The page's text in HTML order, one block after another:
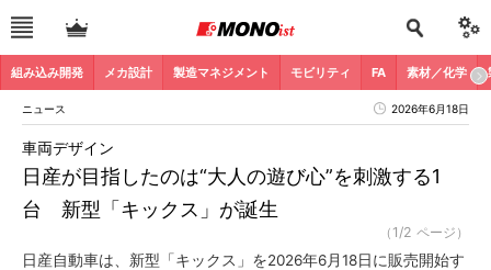
組み込み開発 メカ設計 製造マネジメント モビリティ FA 素材／化学
ニュース 2026年6月18日
日産が目指したのは“大人の遊び心”を刺激する1
台 新型「キックス」が誕生
車両デザイン
（1/2 ページ）
日産自動車は、新型「キックス」を2026年6月18日に販売開始す